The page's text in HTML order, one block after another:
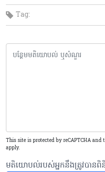
Tag:
This site is protected by reCAPTCHA and
apply.
មតិយោបល់របស់អ្នកនឹងត្រូវបានពិ